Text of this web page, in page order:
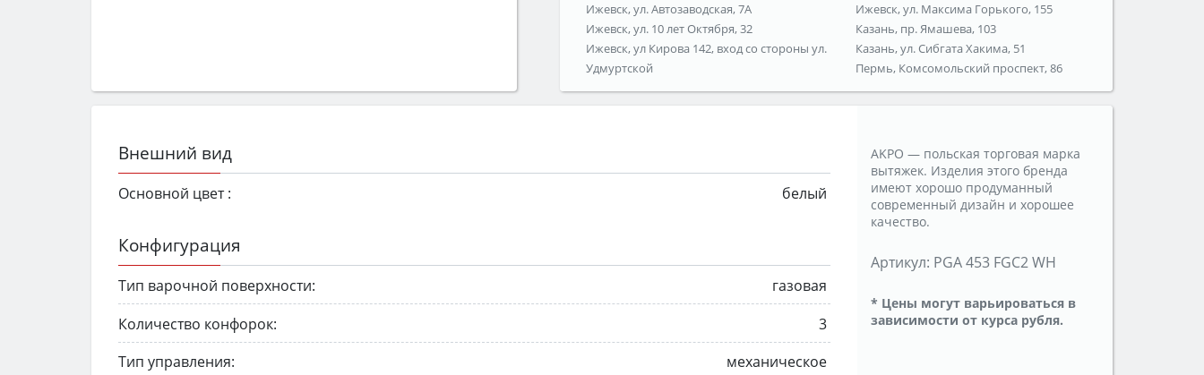
Ижевск, ул. Автозаводская, 7А
Ижевск, ул. 10 лет Октября, 32
Ижевск, ул Кирова 142, вход со стороны ул.
Удмуртской
Ижевск, ул. Максима Горького, 155
Казань, пр. Ямашева, 103
Казань, ул. Сибгата Хакима, 51
Пермь, Комсомольский проспект, 86
Внешний вид
Основной цвет : белый
Конфигурация
Тип варочной поверхности:
газовая
Количество конфорок:
3
Тип управления:
механическое
AKPO — польская торговая марка
вытяжек. Изделия этого бренда
имеют хорошо продуманный
современный дизайн и хорошее
качество.
Артикул: PGA 453 FGC2 WH
* Цены могут варьироваться в
зависимости от курса рубля.